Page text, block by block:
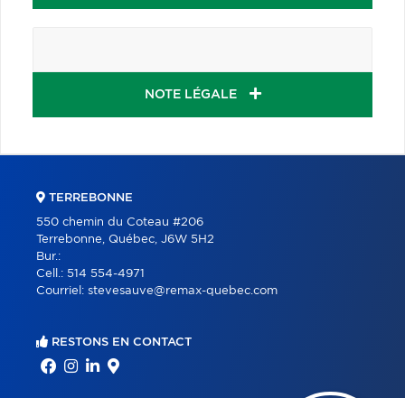
NOTE LÉGALE
TERREBONNE
550 chemin du Coteau #206
Terrebonne, Québec, J6W 5H2
Bur.:
Cell.: 514 554-4971
Courriel: stevesauve@remax-quebec.com
RESTONS EN CONTACT